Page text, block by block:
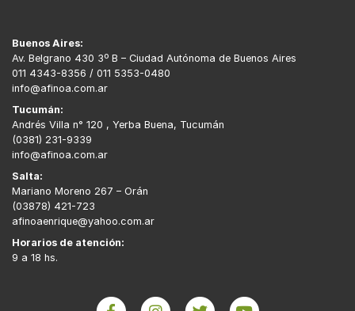
Buenos Aires:
Av. Belgrano 430 3º B – Ciudad Autónoma de Buenos Aires
011 4343-8356 / 011 5353-0480
info@afinoa.com.ar
Tucumán:
Andrés Villa n° 120 , Yerba Buena, Tucumán
(0381) 231-9339
info@afinoa.com.ar
Salta:
Mariano Moreno 267 – Orán
(03878) 421-723
afinoaenrique@yahoo.com.ar
Horarios de atención:
9 a 18 hs.